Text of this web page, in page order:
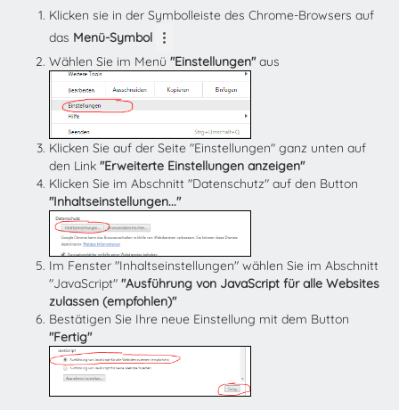
Klicken sie in der Symbolleiste des Chrome-Browsers auf
das Menü-Symbol
Wählen Sie im Menü "Einstellungen"aus
Klicken Sie auf der Seite "Einstellungen" ganz unten auf
den Link "Erweiterte Einstellungen anzeigen"
Klicken Sie im Abschnitt "Datenschutz" auf den Button
"Inhaltseinstellungen..."
Im Fenster "Inhaltseinstellungen" wählen Sie im Abschnitt
"JavaScript" "Ausführung von JavaScript für alle Websites
zulassen (empfohlen)"
Bestätigen Sie Ihre neue Einstellung mit dem Button
"Fertig"